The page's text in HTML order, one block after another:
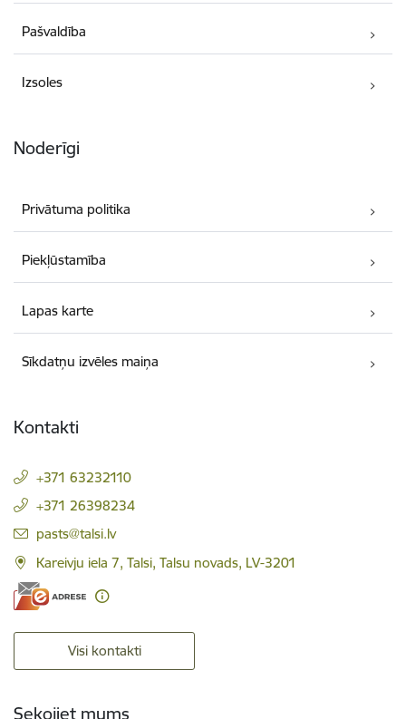
Pašvaldība
Izsoles
Noderīgi
Privātuma politika
Piekļūstamība
Lapas karte
Sīkdatņu izvēles maiņa
Kontakti
+371 63232110
+371 26398234
E-pasts:
pasts@talsi.lv
Kareivju iela 7, Talsi, Talsu novads, LV-3201
Visi kontakti
Sekojiet mums